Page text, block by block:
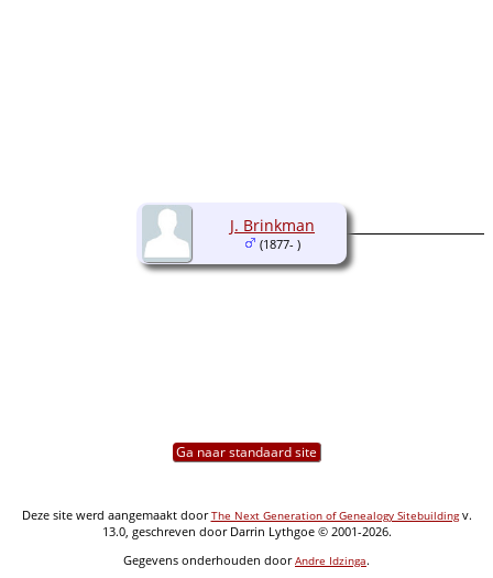
J. Brinkman
(1877- )
Ga naar standaard site
Deze site werd aangemaakt doorThe Next Generation of Genealogy Sitebuildingv.
13.0, geschreven door Darrin Lythgoe © 2001-2026.
Gegevens onderhouden doorAndre Idzinga.